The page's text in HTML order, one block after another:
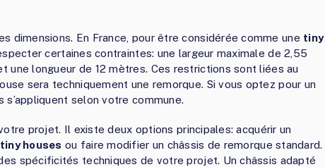
dimensions. En France, pour être considérée comme une tiny
certaines contraintes: une largeur maximale de 2,55
une longueur de 12 mètres. Ces restrictions sont liées au
sera techniquement une remorque. Si vous optez pour un
selon votre commune.
projet. Il existe deux options principales: acquérir un
tiny houses ou faire modifier un châssis de remorque standard.
spécificités techniques de votre projet. Un châssis adapté